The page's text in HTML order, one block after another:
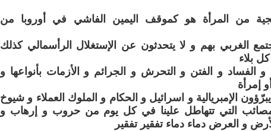
من المرأة هو كموقف اليمين الفاشي في أوروبا من
الغربي بهم و لا يتحدثون عن الإستغلال الرأسمالي كذلك
بلاء
و الفساد و الفتن و التحرش و الجرائم و الأزمات بأنواعها و
إمرأة
الإمبريالية و اسرائيل و الحكام و الملوك العملاء و شيوخ
التي تتهاطل علينا في كل يوم من حروب و إرهاب و
و العرض دماء دماء تفقير تفقير